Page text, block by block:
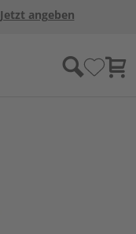
Jetzt angeben